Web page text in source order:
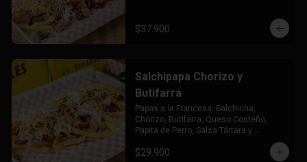
$37.900
Salchipapa Chorizo y
Butifarra
Papas a la Francesa, Salchicha,
Chorizo, Butifarra, Queso Costeño,
Papita de Perro, Salsa Tártara y
$29.900